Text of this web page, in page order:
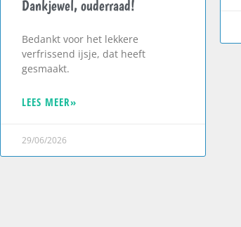
Dankjewel, ouderraad!
Bedankt voor het lekkere
verfrissend ijsje, dat heeft
gesmaakt.
LEES MEER»
29/06/2026